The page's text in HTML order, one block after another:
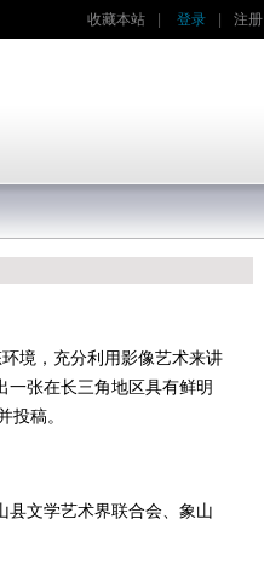
收藏本站 登录 注册
境，充分利用影像艺术来讲
一张在长三角地区具有鲜明
投稿。
县文学艺术界联合会、象山